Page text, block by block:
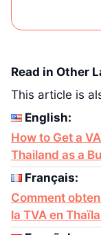
Read in Other
This article is
English:
How to Get a
Thailand as a
Français:
Comment
la TVA en